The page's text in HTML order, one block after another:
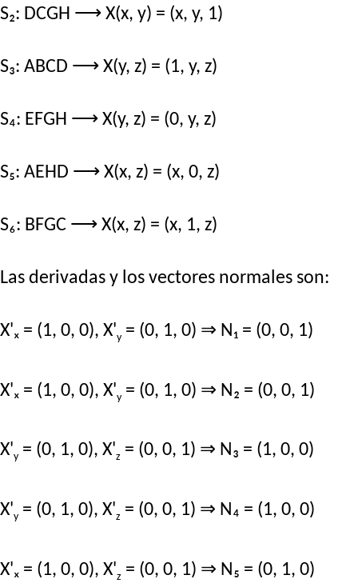
S₂: DCGH ⟶ X(x, y) = (x, y, 1)
S₃: ABCD ⟶ X(y, z) = (1, y, z)
S₄: EFGH ⟶ X(y, z) = (0, y, z)
S₅: AEHD ⟶ X(x, z) = (x, 0, z)
S₆: BFGC ⟶ X(x, z) = (x, 1, z)
Las derivadas y los vectores normales son:
X'ₓ = (1, 0, 0), X'y = (0, 1, 0) ⇒ N₁ = (0, 0, 1)
X'ₓ = (1, 0, 0), X'y = (0, 1, 0) ⇒ N₂ = (0, 0, 1)
X'y = (0, 1, 0), X'z = (0, 0, 1) ⇒ N₃ = (1, 0, 0)
X'y = (0, 1, 0), X'z = (0, 0, 1) ⇒ N₄ = (1, 0, 0)
X'ₓ = (1, 0, 0), X'z = (0, 0, 1) ⇒ N₅ = (0, 1, 0)